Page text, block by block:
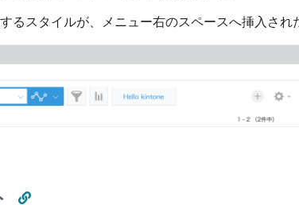
るスタイルが、メニュー右のスペースへ挿入され